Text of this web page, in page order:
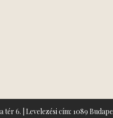
6. | Levelezési cím: 1089